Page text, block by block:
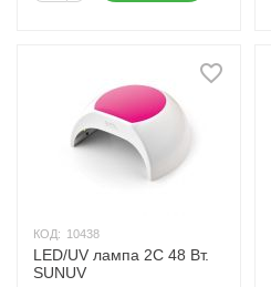
КОД: 10438
LED/UV лампа 2C 48 Вт.
SUNUV